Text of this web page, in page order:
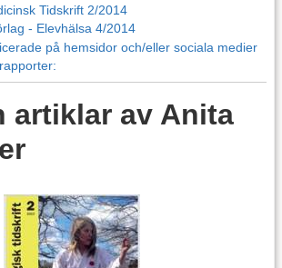
Tidskrift 2/2014
- Elevhälsa 4/2014
på hemsidor och/eller sociala medier
artiklar av Anita